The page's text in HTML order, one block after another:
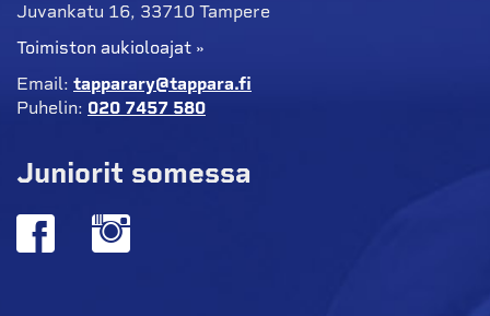
Juvankatu 16, 33710 Tampere
Toimiston aukioloajat »
Email: tapparary@tappara.fi
Puhelin: 020 7457 580
Juniorit somessa